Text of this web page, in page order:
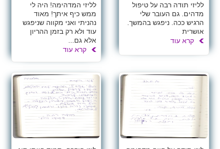
לליזי תודה רבה על טיפול
מדהים. גם העובר שלי
הרגיש ככה. ניפגש בהמשך.
אושרית
קרא עוד
לליזי המדהימה! היה לי
ממש כיף איתך! מאוד
נהניתי ואני מקווה שניפגש
עוד ולא רק בזמן ההריון
אלא גם...
קרא עוד